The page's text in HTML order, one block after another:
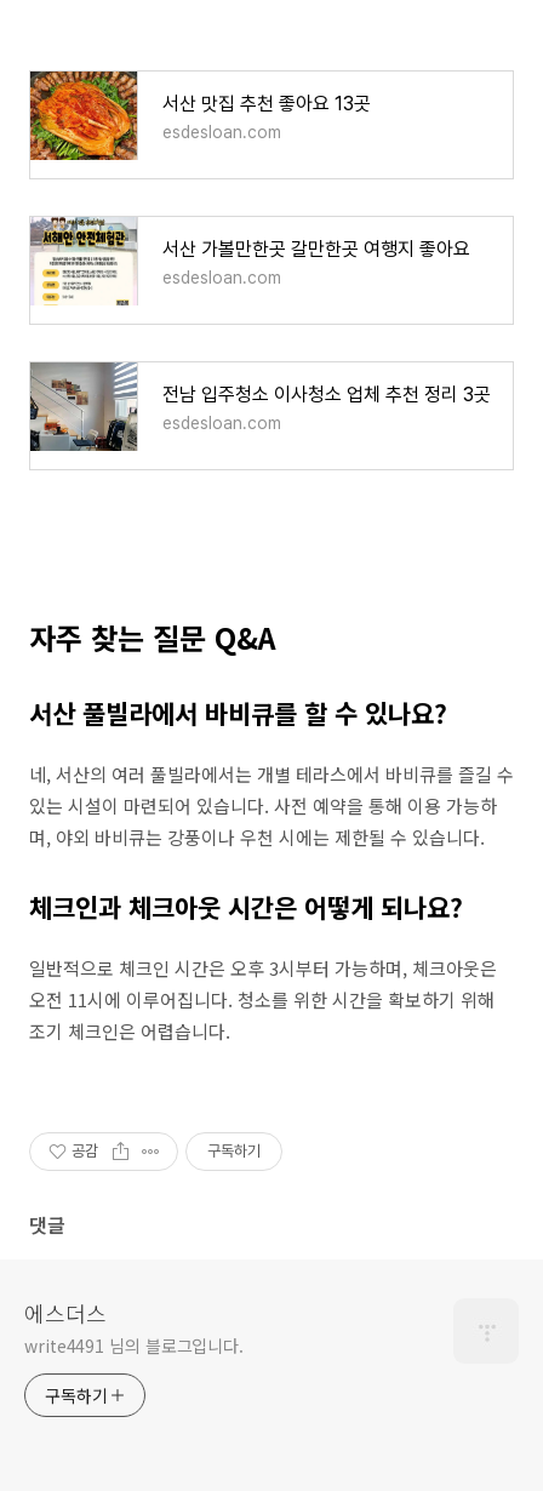
서산 맛집 추천 좋아요 13곳
esdesloan.com
서산 가볼만한곳 갈만한곳 여행지 좋아요
esdesloan.com
전남 입주청소 이사청소 업체 추천 정리 3곳
esdesloan.com
자주 찾는 질문 Q&A
서산 풀빌라에서 바비큐를 할 수 있나요?
네, 서산의 여러 풀빌라에서는 개별 테라스에서 바비큐를 즐길 수
있는 시설이 마련되어 있습니다. 사전 예약을 통해 이용 가능하
며, 야외 바비큐는 강풍이나 우천 시에는 제한될 수 있습니다.
체크인과 체크아웃 시간은 어떻게 되나요?
일반적으로 체크인 시간은 오후 3시부터 가능하며, 체크아웃은
오전 11시에 이루어집니다. 청소를 위한 시간을 확보하기 위해
조기 체크인은 어렵습니다.
공감 구독하기
댓글
에스더스
write4491 님의 블로그입니다.
구독하기